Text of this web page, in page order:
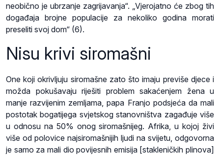
neobično je ubrzanje zagrijavanja“. „Vjerojatno će zbog tih
događaja brojne populacije za nekoliko godina morati
preseliti svoj dom“ (6).
Nisu krivi siromašni
One koji okrivljuju siromašne zato što imaju previše djece i
možda pokušavaju riješiti problem sakaćenjem žena u
manje razvijenim zemljama, papa Franjo podsjeća da mali
postotak bogatijega svjetskog stanovništva zagađuje više
u odnosu na 50% onog siromašnijeg. Afrika, u kojoj živi
više od polovice najsiromašnijih ljudi na svijetu, odgovorna
je samo za mali dio povijesnih emisija [stakleničkih plinova]